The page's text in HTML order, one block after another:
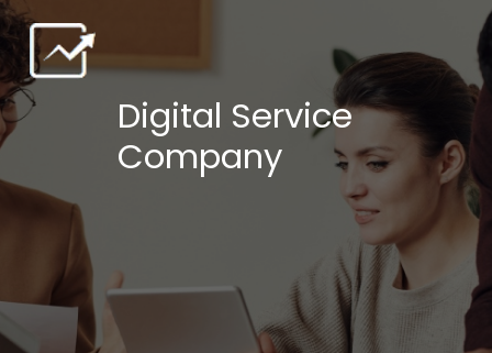
Digital Service
Company